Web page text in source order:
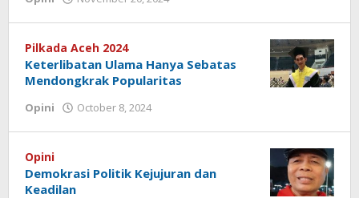
Pilkada Aceh 2024
Keterlibatan Ulama Hanya Sebatas
Mendongkrak Popularitas
Opini October 8, 2024
Opini
Demokrasi Politik Kejujuran dan
Keadilan